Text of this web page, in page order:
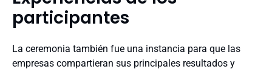
participantes
La ceremonia también fue una instancia para que las
empresas compartieran sus principales resultados y